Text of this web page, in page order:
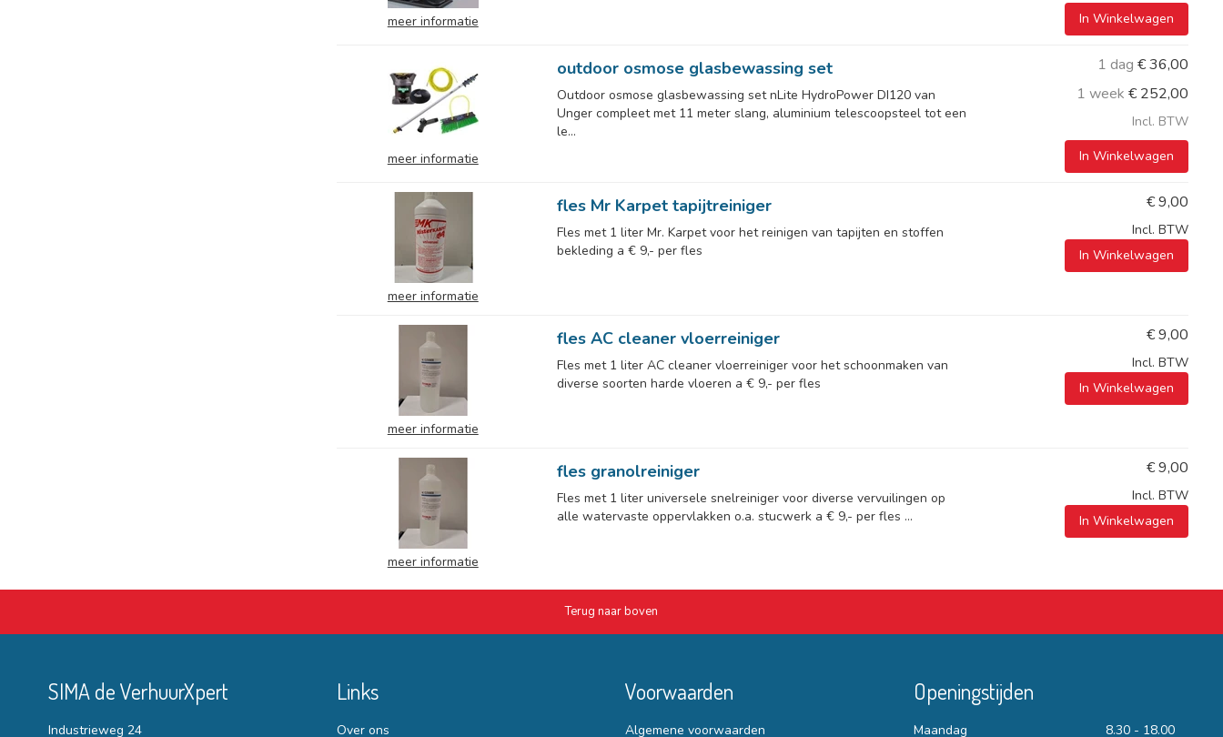
meer informatie
In Winkelwagen
meer informatie
1 dag €36,00
1 week € 252,00
Incl. BTW
In Winkelwagen
outdoor osmose glasbewassing set
Outdoor osmose glasbewassing set nLite HydroPower DI120 van
Unger compleet met 11 meter slang, aluminium telescoopsteel tot een
le...
meer informatie
€9,00
Incl. BTW
In Winkelwagen
fles Mr Karpet tapijtreiniger
Fles met 1 liter Mr. Karpet voor het reinigen van tapijten en stoffen
bekleding a € 9,- per fles
meer informatie
€9,00
Incl. BTW
In Winkelwagen
fles AC cleaner vloerreiniger
Fles met 1 liter AC cleaner vloerreiniger voor het schoonmaken van
diverse soorten harde vloeren a € 9,- per fles
meer informatie
€9,00
Incl. BTW
In Winkelwagen
fles granolreiniger
Fles met 1 liter universele snelreiniger voor diverse vervuilingen op
alle watervaste oppervlakken o.a. stucwerk a € 9,- per fles ...
Terug naar boven
SIMA de VerhuurXpert
Industrieweg 24
Links
Over ons
Voorwaarden
Algemene voorwaarden
Openingstijden
Maandag 8.30 - 18.00